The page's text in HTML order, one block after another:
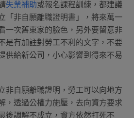
失業補助或報名課程訓練，都建議
「非自願離職證明書」，將來萬一
一次舊東家的臉色，另外要留意非
是有加註對勞工不利的文字，不要
供給新公司，小心影響到得來不易
非自願離職證明，勞工可以向地方
，透過公權力施壓，去向資方要求
後調解不成立，資方依然打死不